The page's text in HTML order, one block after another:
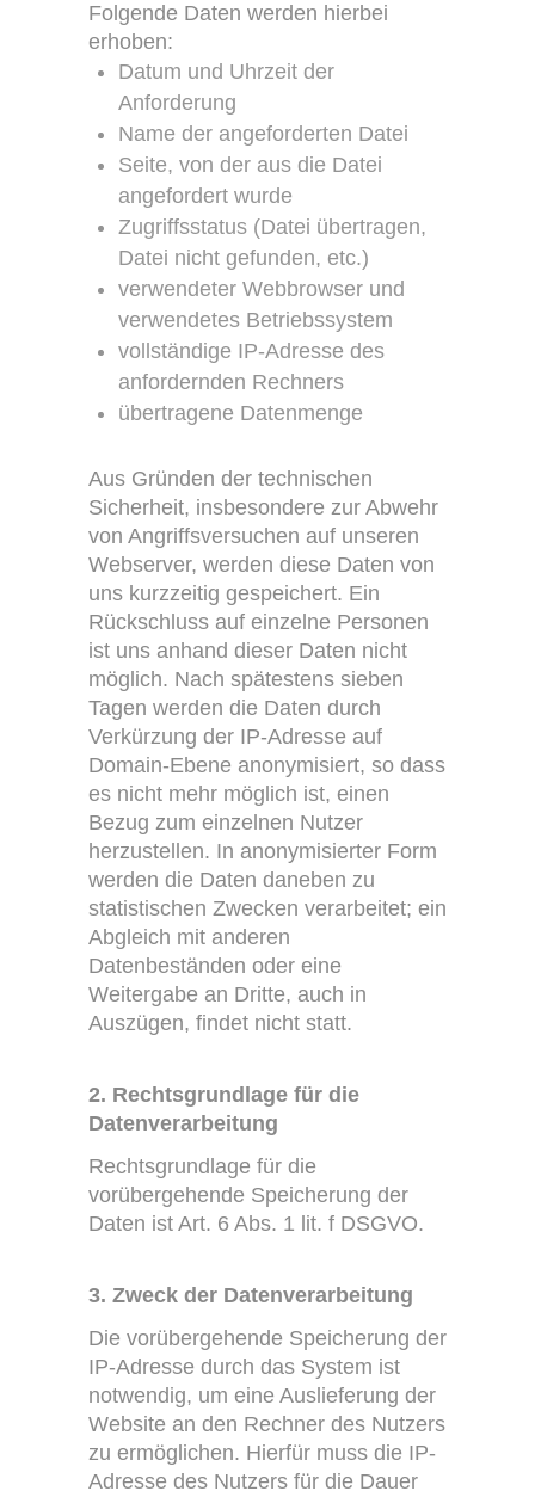
Folgende Daten werden hierbei
erhoben:
Datum und Uhrzeit der
Anforderung
Name der angeforderten Datei
Seite, von der aus die Datei
angefordert wurde
Zugriffsstatus (Datei übertragen,
Datei nicht gefunden, etc.)
verwendeter Webbrowser und
verwendetes Betriebssystem
vollständige IP-Adresse des
anfordernden Rechners
übertragene Datenmenge
Aus Gründen der technischen
Sicherheit, insbesondere zur Abwehr
von Angriffsversuchen auf unseren
Webserver, werden diese Daten von
uns kurzzeitig gespeichert. Ein
Rückschluss auf einzelne Personen
ist uns anhand dieser Daten nicht
möglich. Nach spätestens sieben
Tagen werden die Daten durch
Verkürzung der IP-Adresse auf
Domain-Ebene anonymisiert, so dass
es nicht mehr möglich ist, einen
Bezug zum einzelnen Nutzer
herzustellen. In anonymisierter Form
werden die Daten daneben zu
statistischen Zwecken verarbeitet; ein
Abgleich mit anderen
Datenbeständen oder eine
Weitergabe an Dritte, auch in
Auszügen, findet nicht statt.
2. Rechtsgrundlage für die
Datenverarbeitung
Rechtsgrundlage für die
vorübergehende Speicherung der
Daten ist Art. 6 Abs. 1 lit. f DSGVO.
3. Zweck der Datenverarbeitung
Die vorübergehende Speicherung der
IP-Adresse durch das System ist
notwendig, um eine Auslieferung der
Website an den Rechner des Nutzers
zu ermöglichen. Hierfür muss die IP-
Adresse des Nutzers für die Dauer